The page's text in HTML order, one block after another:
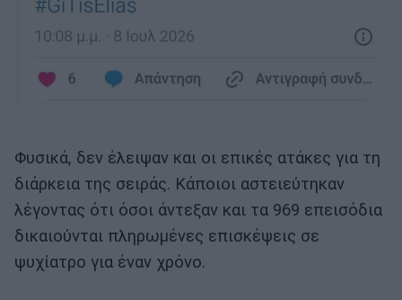
Φυσικά, δεν έλειψαν και οι επικές ατάκες για τη
διάρκεια της σειράς. Κάποιοι αστειεύτηκαν
λέγοντας ότι όσοι άντεξαν και τα 969 επεισόδια
δικαιούνται πληρωμένες επισκέψεις σε
ψυχίατρο για έναν χρόνο.